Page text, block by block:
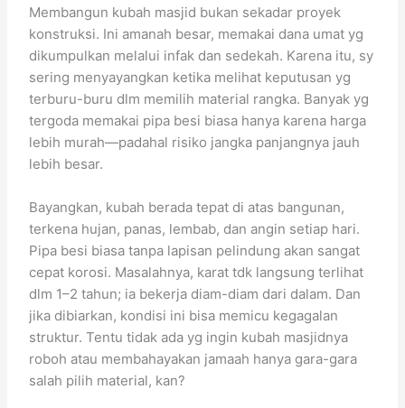
Membangun kubah masjid bukan sekadar proyek
konstruksi. Ini amanah besar, memakai dana umat yg
dikumpulkan melalui infak dan sedekah. Karena itu, sy
sering menyayangkan ketika melihat keputusan yg
terburu-buru dlm memilih material rangka. Banyak yg
tergoda memakai pipa besi biasa hanya karena harga
lebih murah—padahal risiko jangka panjangnya jauh
lebih besar.
Bayangkan, kubah berada tepat di atas bangunan,
terkena hujan, panas, lembab, dan angin setiap hari.
Pipa besi biasa tanpa lapisan pelindung akan sangat
cepat korosi. Masalahnya, karat tdk langsung terlihat
dlm 1–2 tahun; ia bekerja diam-diam dari dalam. Dan
jika dibiarkan, kondisi ini bisa memicu kegagalan
struktur. Tentu tidak ada yg ingin kubah masjidnya
roboh atau membahayakan jamaah hanya gara-gara
salah pilih material, kan?